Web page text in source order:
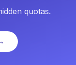
quotas.